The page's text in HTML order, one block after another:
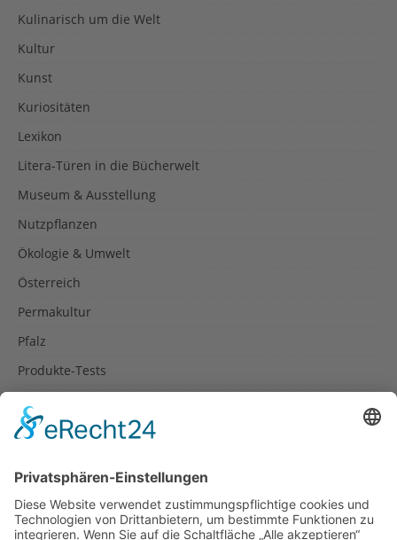
Kulinarisch um die Welt
Kultur
Kunst
Kuriositäten
Lexikon
Litera-Türen in die Bücherwelt
Museum & Ausstellung
Nutzpflanzen
Ökologie & Umwelt
Österreich
Permakultur
Pfalz
Produkte-Tests
Rezepte
Spanien
Südtirol